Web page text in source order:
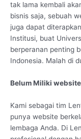
tak lama kembali
bisnis saja, sebuah
juga dapat
Institusi, buat
berperanan penting
Indonesia. Malah di
Belum Miliki
Kami sebagai tim
punya website
lembaga Anda. Di